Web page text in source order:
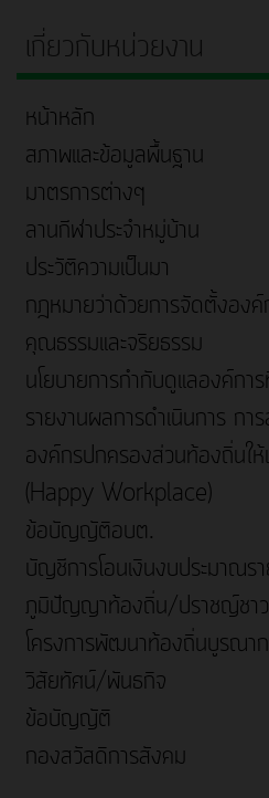
เกี่ยวกับหน่วยงาน
หน้าหลัก
สภาพและข้อมูลพื้นฐาน
มาตรการต่างๆ
ลานกีฬาประจำหมู่บ้าน
ประวัติความเป็นมา
กฎหมายว่าด้วยการจัดตั้งอง
คุณธรรมและจริยธรรม
นโยบายการกำกับดูแลองค์กา
รายงานผลการดำเนินการ กา
องค์กรปกครองส่วนท้องถิ่นให้
(Happy Workplace)
ข้อบัญญัติอบต.
บัญชีการโอนเงินงบประมาณร
ภูมิปัญญาท้องถิ่น/ปราชญ์ชา
โครงการพัฒนาท้องถิ่นบูรณา
วิสัยทัศน์/พันธกิจ
ข้อบัญญัติ
กองสวัสดิการสังคม